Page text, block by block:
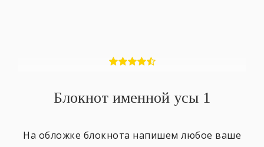
Блокнот именной усы 1
На обложке блокнота напишем любое ваше